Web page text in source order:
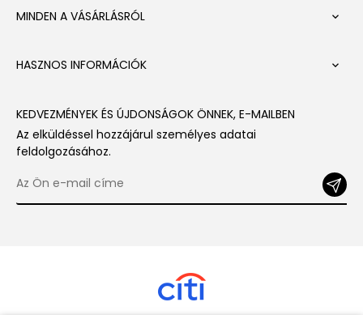
MINDEN A VÁSÁRLÁSRÓL 
HASZNOS INFORMÁCIÓK 
KEDVEZMÉNYEK ÉS ÚJDONSÁGOK ÖNNEK, E-MAILBEN
Az elküldéssel hozzájárul személyes adatai
feldolgozásához.